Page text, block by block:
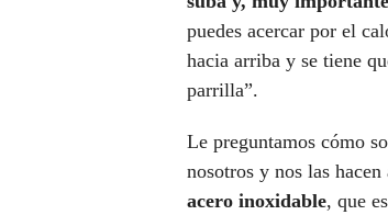
puedes acercar por el
hacia arriba y se tiene
parrilla”.
Le preguntamos cómo
nosotros y nos las
acero inoxidable, que